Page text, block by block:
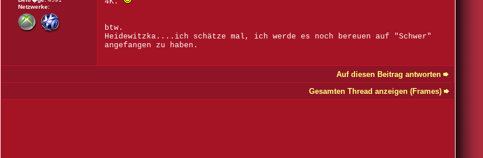
Netzwerke:
btw.
Heidewitzka....ich schätze mal, ich werde es noch bereuen auf "Schwer"
angefangen zu haben.
Auf diesen Beitrag antworten
Gesamten Thread anzeigen (Frames)